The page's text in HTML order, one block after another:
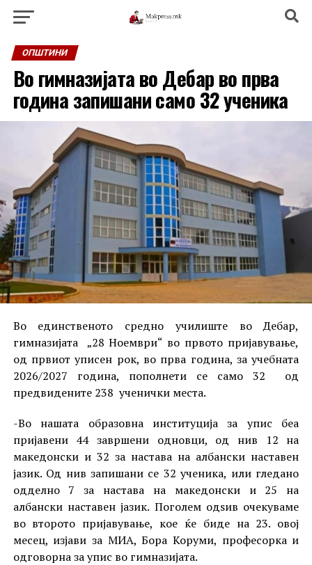
ОПШТИНИ
Во гимназијата во Дебар во прва
година запишани само 32 ученика
Во единственото средно училиште во Дебар,
гимназијата „28 Ноември“ во првото пријавување,
од првиот уписен рок, во прва година, за учебната
2026/2027 година, пополнети се само 32 од
предвидените 238 ученички места.
-Во нашата образовна институција за упис беа
пријавени 44 завршени одновци, од нив 12 на
македонски и 32 за настава на албански наставен
јазик. Од нив запишани се 32 ученика, или гледано
одделно 7 за настава на македонски и 25 на
албански наставен јазик. Поголем одѕив очекуваме
во второто пријавување, кое ќе биде на 23. овој
месец, изјави за МИА, Бора Коруми, професорка и
одговорна за упис во гимназијата.